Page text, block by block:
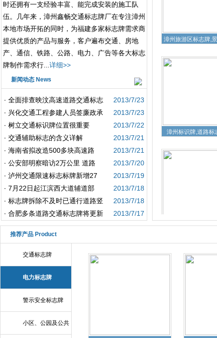
漳州旅游区标志牌,
漳州标识牌,道路标
漳州道路标识牌
时还拥有一支经验丰富、能完成安装的施工队
伍。几年来，漳州鑫畅交通标志牌厂在专注漳州
本地市场开拓的同时，为福建多家标志牌需求商
提供优质的产品与服务，客户遍布交通、房地
产、通信、铁路、公路、电力、广告等各大标志
牌制作需求行... 详细>>
新闻动态 News
· 全面排查映汶高速道路交通标志
2013/7/23
· 兴化交通工程参建人员签廉政承
2013/7/23
· 树立交通标识牌位置很重要
2013/7/22
· 交通辅助标志的含义详解
2013/7/21
· 海南省拟改造500多块高速路
2013/7/21
· 公安部明察暗访2万公里 道路
2013/7/20
· 泸州交通限速标志标牌新增27
2013/7/19
· 7月22日起江滨西大道辅道部
2013/7/18
· 标志牌拆除不及时已通行道路竖
2013/7/18
· 合肥多条道路交通标志牌将更新 2013/7/17
推荐产品 Product
交通标志牌
电力标志牌
警示安全标志牌
小区、公园及公共